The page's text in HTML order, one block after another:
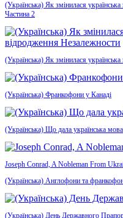
(Українська) Як змінилася
Частина 2
(Українська) Як змінилася
(Українська) Франкофони у Канаді
(Українська) Що дала українська мова
Joseph Conrad, A Nobleman From
(Українська) Англофони та
(Українська) День Державного